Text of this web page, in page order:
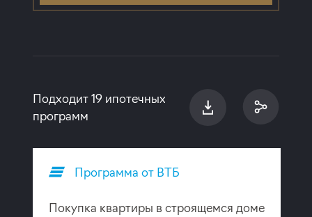
Подходит 19 ипотечных
программ
Программа от ВТБ
Покупка квартиры в строящемся доме